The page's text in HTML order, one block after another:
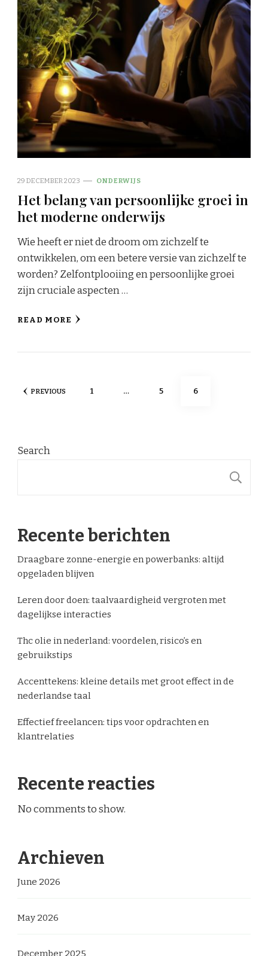
29 DECEMBER 2023 ONDERWIJS
Het belang van persoonlijke groei in
het moderne onderwijs
Wie heeft er niet de droom om zichzelf te
ontwikkelen, om een betere versie van zichzelf te
worden? Zelfontplooiing en persoonlijke groei
zijn cruciale aspecten …
READ MORE
Posts
PREVIOUS PAGE
1 … PAGE
5 PAGE
6
Search
Recente berichten
Draagbare zonne-energie en powerbanks: altijd
opgeladen blijven
Leren door doen: taalvaardigheid vergroten met
dagelijkse interacties
Thc olie in nederland: voordelen, risico’s en
gebruikstips
Accenttekens: kleine details met groot effect in de
nederlandse taal
Effectief freelancen: tips voor opdrachten en
klantrelaties
Recente reacties
No comments to show.
Archieven
June 2026
May 2026
December 2025